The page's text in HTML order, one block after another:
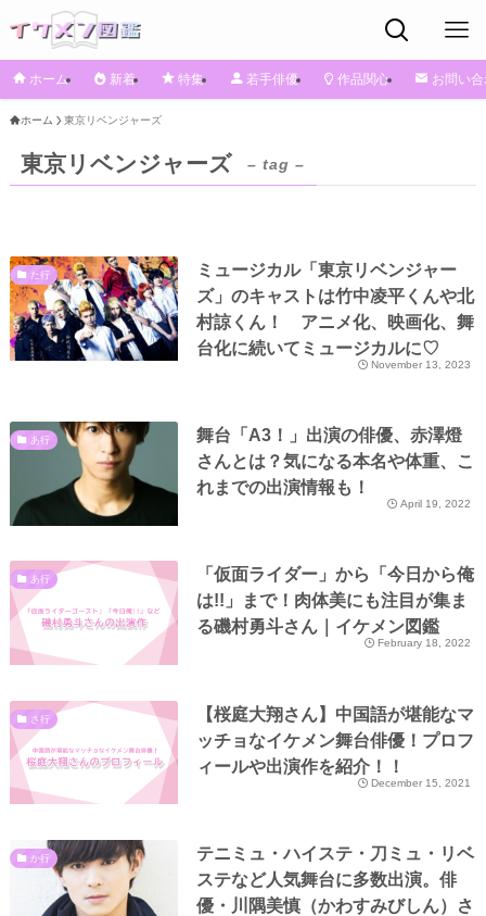
ホーム 新着 特集 若手俳優 作品関心 お問い
ホーム 東京リベンジャーズ
東京リベンジャーズ – tag –
た行
ミュージカル「東京リベンジャー
ズ」のキャストは竹中凌平くんや北
村諒くん！ アニメ化、映画化、舞
台化に続いてミュージカルに♡
November 13, 2023
あ行
舞台「A3！」出演の俳優、赤澤燈
さんとは？気になる本名や体重、こ
れまでの出演情報も！
April 19, 2022
あ行
「仮面ライダー」から「今日から俺
は!!」まで！肉体美にも注目が集ま
る磯村勇斗さん｜イケメン図鑑
February 18, 2022
さ行
【桜庭大翔さん】中国語が堪能なマ
ッチョなイケメン舞台俳優！プロフ
ィールや出演作を紹介！！
December 15, 2021
か行
テニミュ・ハイステ・刀ミュ・リベ
ステなど人気舞台に多数出演。俳
優・川隅美慎（かわすみびしん）さ